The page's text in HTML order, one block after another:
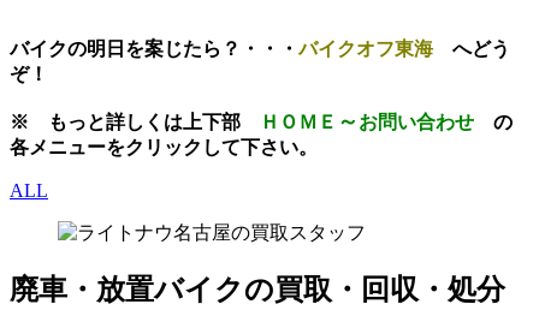
バイクの明日を案じたら？・・・バイクオフ東海 へどう
ぞ！
※ もっと詳しくは上下部 ＨＯＭＥ ～ お問い合わせ の
各メニューをクリックして下さい。
ALL
廃車・放置バイクの買取・回収・処分